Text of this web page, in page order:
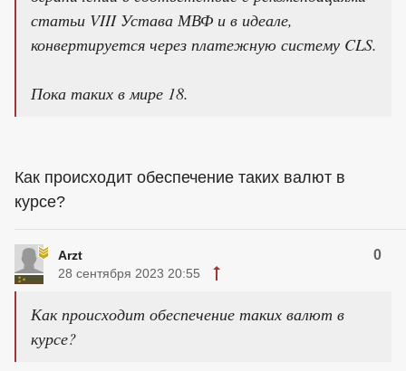
статьи VIII Устава МВФ и в идеале,
конвертируется через платежную систему CLS.
Пока таких в мире 18.
Как происходит обеспечение таких валют в
курсе?
Arzt 0
28 сентября 2023 20:55
Как происходит обеспечение таких валют в
курсе?